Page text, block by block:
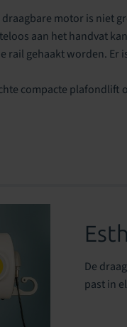
motor is niet
aan het handvat
rail gehaakt worden. Er
compacte
De
past in